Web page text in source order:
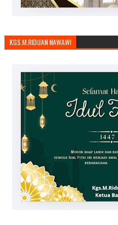
KGS.M.RIDUAN NAWAWI